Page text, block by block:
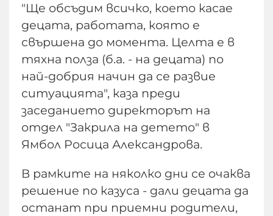
"Ще обсъдим всичко, което касае
децата, работата, която е
свършена до момента. Целта е в
тяхна полза (б.а. - на децата) по
най-добрия начин да се развие
ситуацията", каза преди
заседанието директорът на
отдел "Закрила на детето" в
Ямбол Росица Александрова.
В рамките на няколко дни се очаква
решение по казуса - дали децата да
останат при приемни родители,